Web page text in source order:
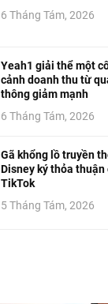
6 Tháng Tám, 2026
Yeah1 giải thể một
cảnh doanh thu từ
thông giảm mạnh
6 Tháng Tám, 2026
Gã khổng lồ truyền
Disney ký thỏa
TikTok
5 Tháng Tám, 2026